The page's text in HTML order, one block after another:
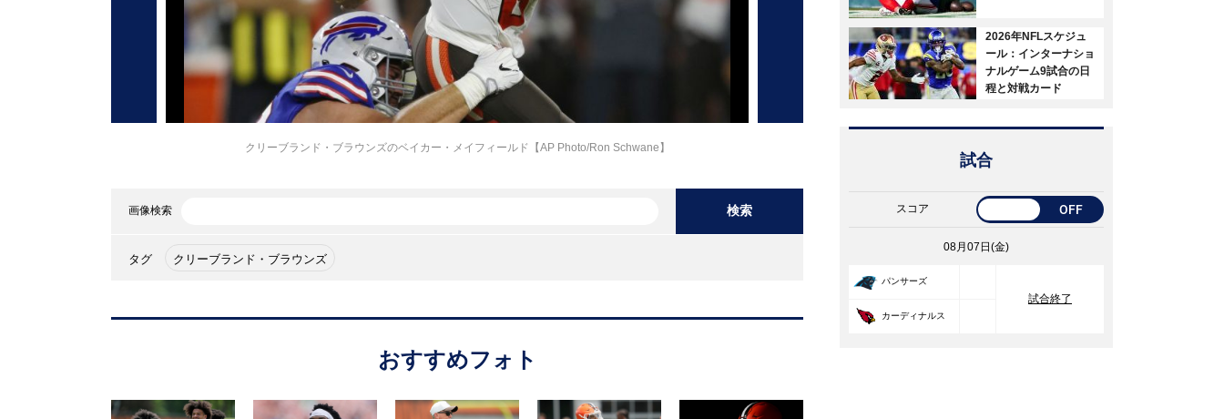
クリーブランド・ブラウンズのベイカー・メイフィールド【AP Photo/Ron Schwane】
画像検索 検索
タグ クリーブランド・ブラウンズ
おすすめフォト
2026年NFLスケジュ
ール：インターナショ
ナルゲーム9試合の日
程と対戦カード
試合
スコア OFF
08月07日(金)
パンサーズ
試合終了
カーディナルス